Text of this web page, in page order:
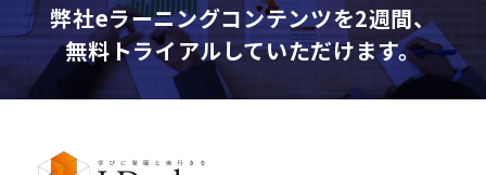
弊社eラーニングコンテンツを2週間、
無料トライアルしていただけます。